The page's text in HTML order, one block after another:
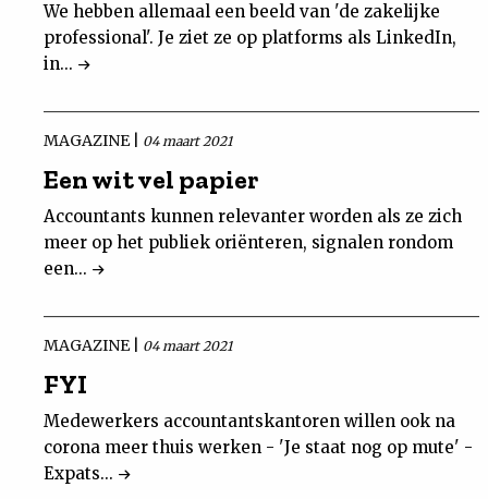
We hebben allemaal een beeld van 'de zakelijke
professional'. Je ziet ze op platforms als LinkedIn,
in...
MAGAZINE | 04 maart 2021
Een wit vel papier
Accountants kunnen relevanter worden als ze zich
meer op het publiek oriënteren, signalen rondom
een...
MAGAZINE | 04 maart 2021
FYI
Medewerkers accountantskantoren willen ook na
corona meer thuis werken - 'Je staat nog op mute' -
Expats...